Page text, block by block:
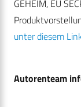
GEHEIM, EU
unter diesem
Autorenteam